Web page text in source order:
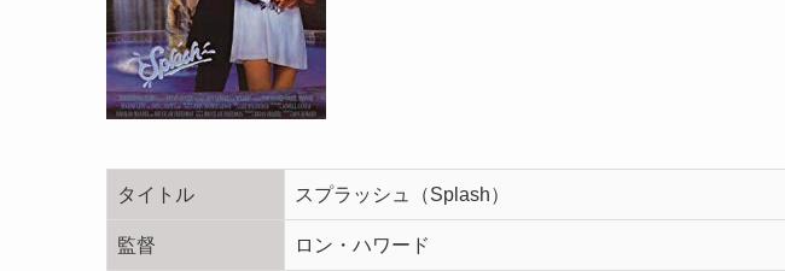
タイトル スプラッシュ（Splash）
監督 ロン・ハワード